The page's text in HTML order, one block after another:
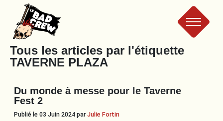
Le
Bad
Crew
Tous les articles par l'étiquette
TAVERNE PLAZA
Du monde à messe pour le Taverne
Fest 2
Publié le 03 Juin 2024 parJulie Fortin